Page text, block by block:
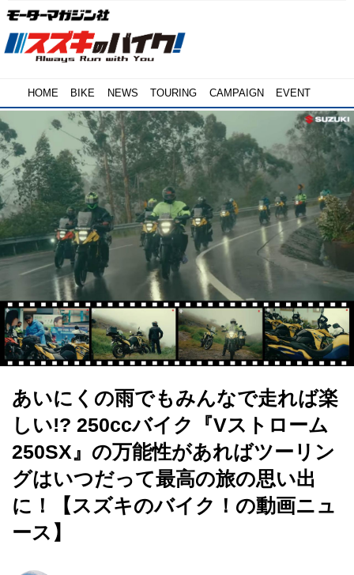
HOME BIKE NEWS TOURING CAMPAIGN EVENT
あいにくの雨でもみんなで走れば楽
しい!? 250ccバイク『Vストローム
250SX』の万能性があればツーリン
グはいつだって最高の旅の思い出
に！【スズキのバイク！の動画ニュ
ース】